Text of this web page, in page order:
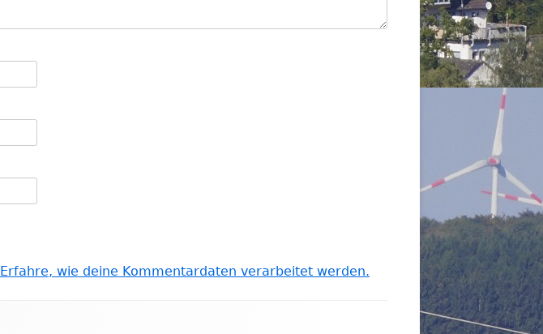
Erfahre, wie deine Kommentardaten verarbeitet werden.